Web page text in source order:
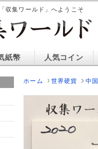
収集ワールド」へようこそ
紙幣 人気コイン
ホーム 世界硬貨 中国